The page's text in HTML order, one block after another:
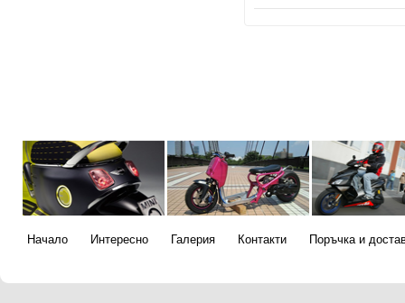
Начало Интересно Галерия Контакти Поръчка и